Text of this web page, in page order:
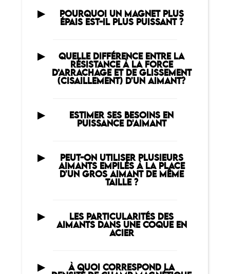
POURQUOI UN MAGNET PLUS
ÉPAIS EST-IL PLUS PUISSANT ?
QUELLE DIFFÉRENCE ENTRE LA
RÉSISTANCE À LA FORCE
D’ARRACHAGE ET DE GLISSEMENT
(CISAILLEMENT) D'UN AIMANT?
ESTIMER SES BESOINS EN
PUISSANCE D'AIMANT
PEUT-ON UTILISER PLUSIEURS
AIMANTS EMPILÉS À LA PLACE
D'UN GROS AIMANT DE MÊME
TAILLE ?
LES PARTICULARITÉS DES
AIMANTS DANS UNE COQUE EN
ACIER
À QUOI CORRESPOND LA